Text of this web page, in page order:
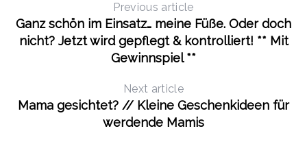
Previous article
Ganz schön im Einsatz… meine Füße. Oder doch
nicht? Jetzt wird gepflegt & kontrolliert! ** Mit
Gewinnspiel **
Next article
Mama gesichtet? // Kleine Geschenkideen für
werdende Mamis
r